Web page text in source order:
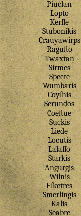
Piuclan
Lopto
Kerſle
Stubonikis
Crauyawirps
Raguſto
Twaxtan
Sirmes
Specte
Wumbaris
Coyſnis
Scrundos
Coeſtue
Suckis
Liede
Locutis
Lalaſſo
Starkis
Angurgis
Wilnis
Eſketres
Smerlingis
Kalis
Seabre